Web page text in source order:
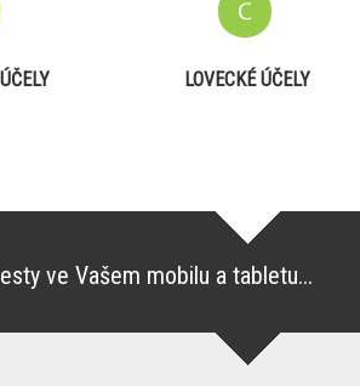
LOVECKÉ ÚČELY
ve Vašem mobilu a tabletu...